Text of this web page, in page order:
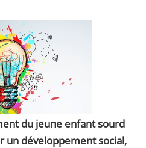
du jeune enfant sourd
un développement social,